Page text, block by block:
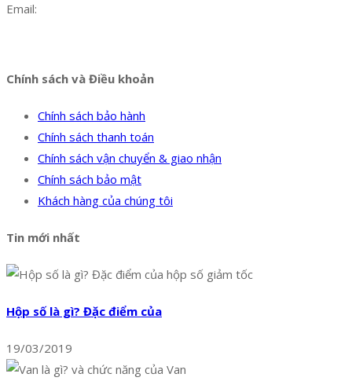
Email:
Chính sách và Điều khoản
Chính sách bảo hành
Chính sách thanh toán
Chính sách vận chuyển & giao nhận
Chính sách bảo mật
Khách hàng của chúng tôi
Tin mới nhất
Hộp số là gì? Đặc điểm của
19/03/2019